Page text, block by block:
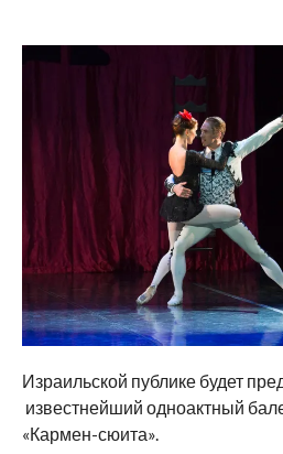
Израильской публике будет
известнейший одноактный
«Кармен-сюита».